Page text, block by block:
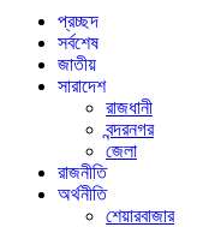
প্রচ্ছদ
সর্বশেষ
জাতীয়
সারাদেশ
রাজধানী
বন্দরনগর
জেলা
রাজনীতি
অর্থনীতি
শেয়ারবাজার